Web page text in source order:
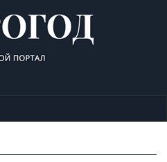
сегодня,
Приметы,
Гороскопы и
снов. Читайте, что можно и